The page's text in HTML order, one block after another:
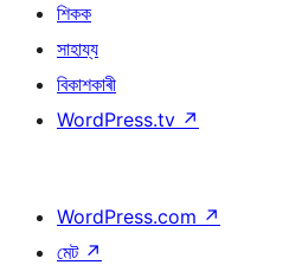
শিকক
সাহায্য
বিকাশকাৰী
WordPress.tv ↗
WordPress.com ↗
মেট ↗